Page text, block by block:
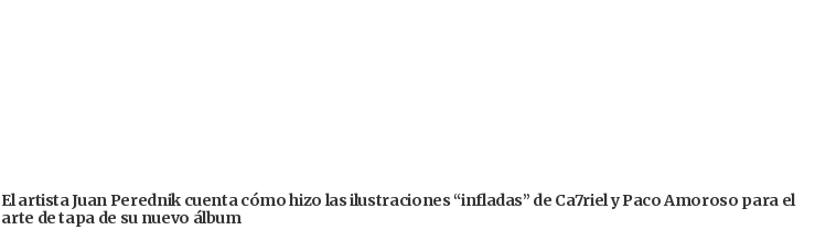
El artista Juan Perednik cuenta cómo hizo las ilustraciones “infladas” de Ca7riel y Paco Amoroso para el
arte de tapa de su nuevo álbum